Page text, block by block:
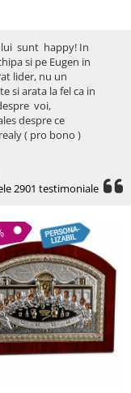
sunt happy! In
si pe Eugen in
lider, nu un
si arata la fel ca in
voi,
despre ce
( pro bono )
2901 testimoniale